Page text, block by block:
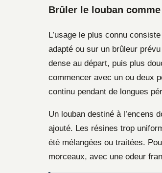
Brûler le louban
L’usage le plus connu
adapté ou sur un brûleur
dense au départ, puis plus
commencer avec un ou deux
continu pendant de longues
Un louban destiné à l’encens
ajouté. Les résines trop
été mélangées ou traitées.
morceaux, avec une odeur